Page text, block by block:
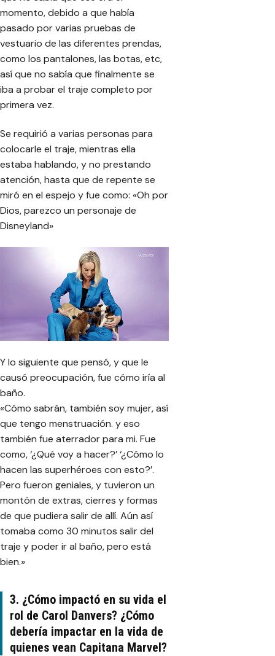
momento, debido a que había
pasado por varias pruebas de
vestuario de las diferentes prendas,
como los pantalones, las botas, etc,
así que no sabía que finalmente se
iba a probar el traje completo por
primera vez.
Se requirió a varias personas para
colocarle el traje, mientras ella
estaba hablando, y no prestando
atención, hasta que de repente se
miró en el espejo y fue como: «Oh por
Dios, parezco un personaje de
Disneyland»
Y lo siguiente que pensó, y que le
causó preocupación, fue cómo iría al
baño.
«Cómo sabrán, también soy mujer, así
que tengo menstruación. y eso
también fue aterrador para mi. Fue
como, ‘¿Qué voy a hacer?’ ‘¿Cómo lo
hacen las superhéroes con esto?’.
Pero fueron geniales, y tuvieron un
montón de extras, cierres y formas
de que pudiera salir de allí. Aún así
tomaba como 30 minutos salir del
traje y poder ir al baño, pero está
bien.»
3. ¿Cómo impactó en su vida el
rol de Carol Danvers? ¿Cómo
debería impactar en la vida de
quienes vean Capitana Marvel?